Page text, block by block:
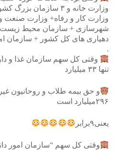
وزارت خانه و ۳
وزارت کار و رفاه+ وزارت صنعت
شهرسازی + سازمان محیط زیست
دهیاری های کل کشور + سازمان
.
وقتی کل سهم سازمان غذا و
تنها ۳۳ میلیارد
و حق بیمه طلاب و روحانیون
۲۹۶میلیارد است
یعنی۹برابر
وقتی کل سهم “سازمان امور